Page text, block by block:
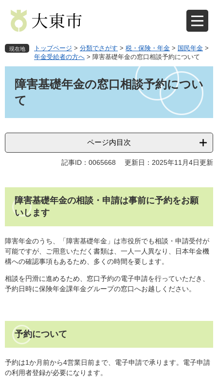
先
で
を
ば
へ
現在地 トップページ > 分類でさがす > 税・保険・年金 > 国民年金 >
年金受給者の方へ > 障害基礎年金の窓口相談予約について
障害基礎年金の窓口相談予約につい
て
ページ内目次
記事ID：0065668 更新日：2025年11月4日更新
障害基礎年金の相談・申請は事前に予約をお願
いします
障害年金のうち、「障害基礎年金」は市役所でも相談・申請受付が
可能ですが、ご用意いただく書類は、一人一人異なり、日本年金機
構への確認事項もあるため、多くの時間を要します。
相談を円滑に進めるため、窓口予約の電子申請を行っていただき、
予約日時に保険年金課年金グループの窓口へお越しください。
予約について
予約は1か月前から4営業日前まで、電子申請で承ります。電子申請
の利用者登録が必要になります。